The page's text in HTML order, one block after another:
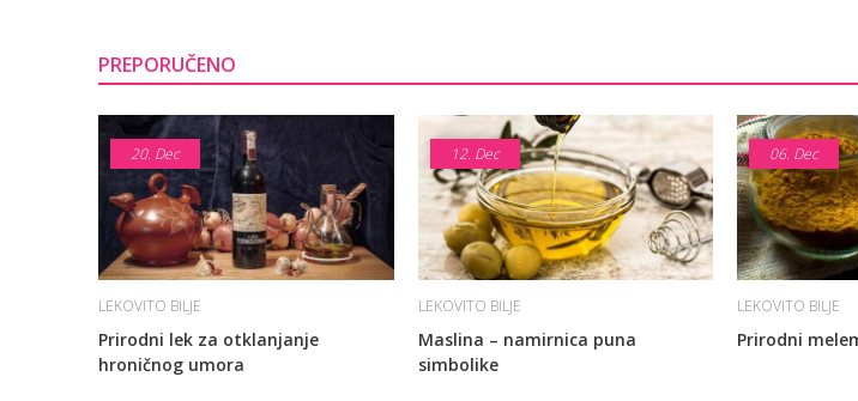
PREPORUČENO
20. Dec
LEKOVITO BILJE
Prirodni lek za otklanjanje
hroničnog umora
12. Dec
LEKOVITO BILJE
Maslina – namirnica puna
simbolike
06. Dec
LEKOVITO BILJE
Prirodni